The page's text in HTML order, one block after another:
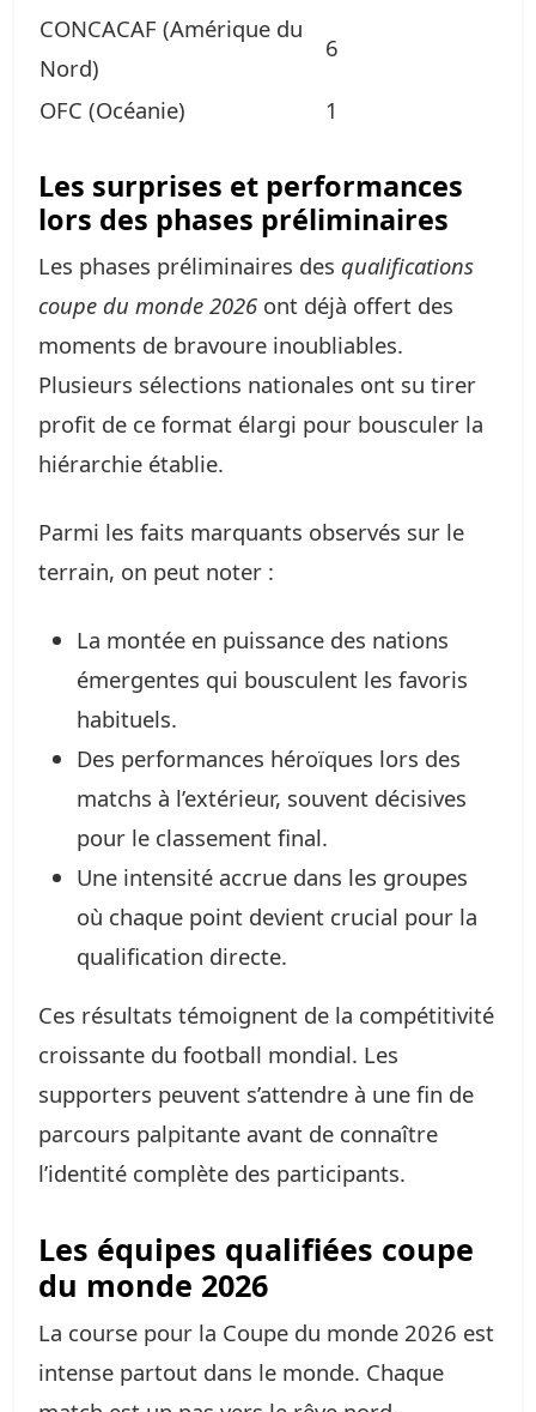
CONCACAF (Amérique du
Nord)
6
OFC (Océanie) 1
Les surprises et performances
lors des phases préliminaires
Les phases préliminaires des qualifications
coupe du monde 2026 ont déjà offert des
moments de bravoure inoubliables.
Plusieurs sélections nationales ont su tirer
profit de ce format élargi pour bousculer la
hiérarchie établie.
Parmi les faits marquants observés sur le
terrain, on peut noter :
La montée en puissance des nations
émergentes qui bousculent les favoris
habituels.
Des performances héroïques lors des
matchs à l’extérieur, souvent décisives
pour le classement final.
Une intensité accrue dans les groupes
où chaque point devient crucial pour la
qualification directe.
Ces résultats témoignent de la compétitivité
croissante du football mondial. Les
supporters peuvent s’attendre à une fin de
parcours palpitante avant de connaître
l’identité complète des participants.
Les équipes qualifiées coupe
du monde 2026
La course pour la Coupe du monde 2026 est
intense partout dans le monde. Chaque